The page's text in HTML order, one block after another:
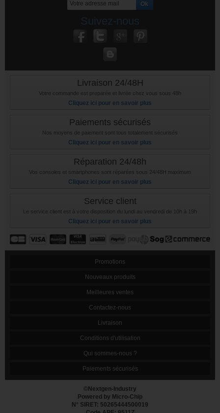
Suivez-nous
Livraison 24/48H
Votre commande est preparée et livrée chez vous sous 48h
Cliquez ici pour en savoir plus
Paiements sécurisés
Nos moyens de paiement sont tous totalement sécurisés
Cliquez ici pour en savoir plus
Réparation 24/48h
Vos consoles et smartphones sont réparées sous 24/48H maximum
Cliquez ici pour en savoir plus
Service client
Le service client est à votre disposition du lundi au vendredi de 10h à 19h
Cliquez ici pour en savoir plus
Promotions
Nouveaux produits
Meilleures ventes
Contactez-nous
Livraison
Conditions d'utilisation
Qui sommes-nous ?
Paiements sécurisés
©Nextgen-Industry
Powered by Micro-Chip
N° SIRET: 50265444500019